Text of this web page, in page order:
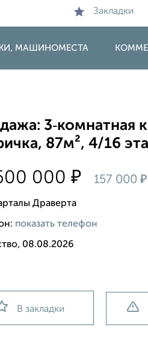
Закладки
МАШИНОМЕСТА
3‑комнатная
87м², 4/16
000₽ 157 000₽
Драверта
показать телефон
08.08.2026
В закладки